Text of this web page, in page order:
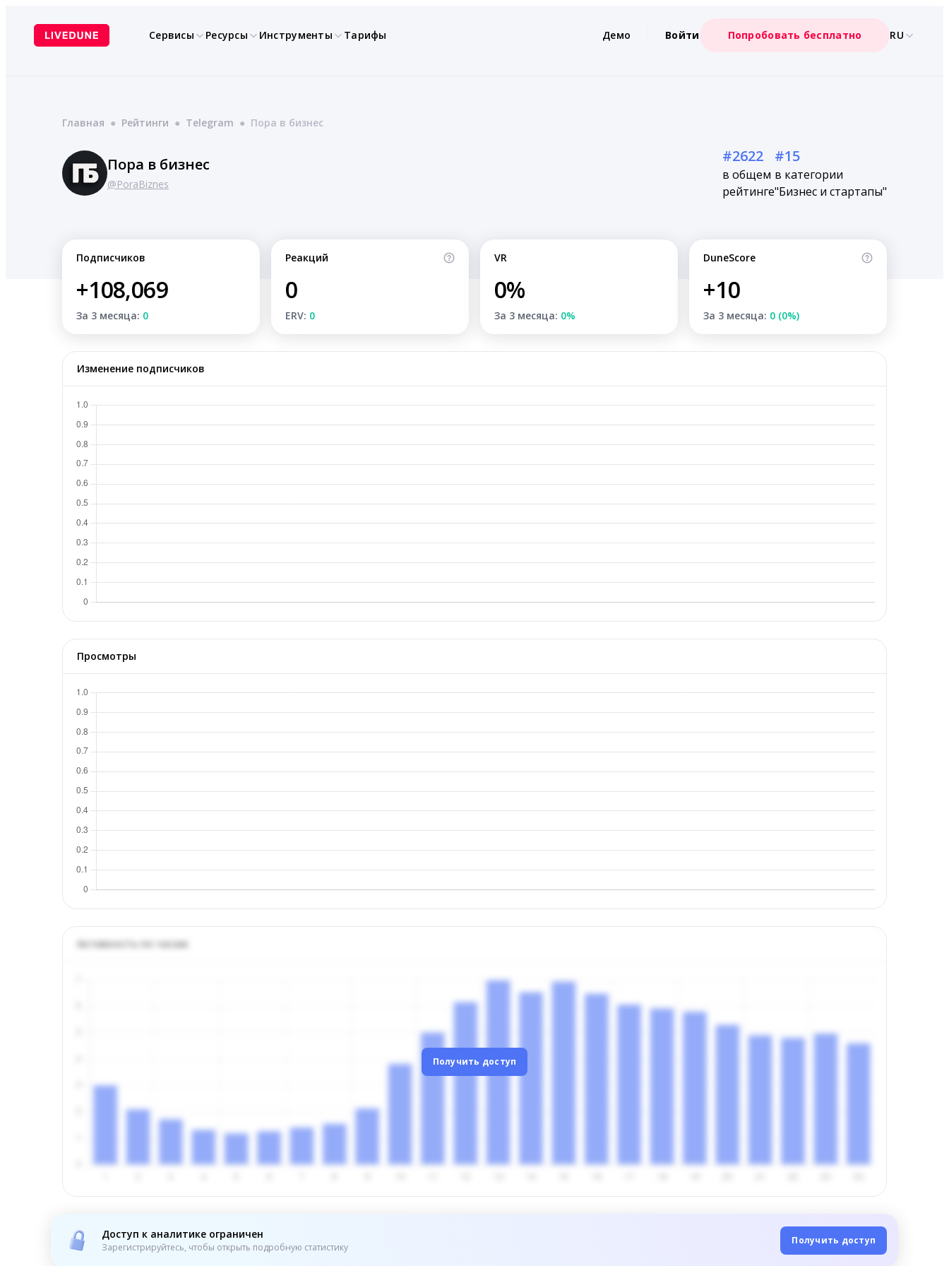
содержимому
Сервисы Ресурсы Инструменты Тарифы Демо Войти Попробовать бесплатно RU
Главная ● Рейтинги ● Telegram ● Пора в бизнес
Пора в бизнес
@PoraBiznes
#2622
в общем
рейтинге
#15
в категории
"Бизнес и стартапы"
Подписчиков
+108,069
За 3 месяца: 0
Реакций
0
ERV: 0
VR
0%
За 3 месяца: 0%
DuneScore
+10
За 3 месяца: 0 (0%)
Изменение подписчиков
Просмотры
Активность по часам
Получить доступ
Доступ к аналитике ограничен
Зарегистрируйтесь, чтобы открыть подробную статистику
Получить доступ